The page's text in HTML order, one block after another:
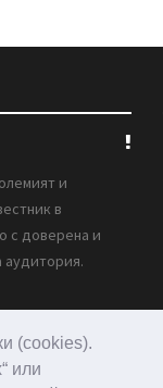
(cookies).
или
и
в
с доверена и
аудитория.
Lane, Stratford,